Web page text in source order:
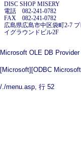
DISC SHOP MISERY
電話 082-241-0782
FAX 082-241-0782
広島県広島市中区袋町2-7 プ
イグラウンドビル2F
Microsoft OLE DB
[Microsoft][ODBC
/./menu.asp, 行 52